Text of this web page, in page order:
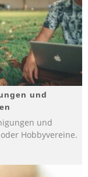
und
und
Hobbyvereine.